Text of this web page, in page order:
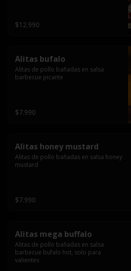
$12.990
Alitas bufalo
Alitas de pollo bañadas en salsa
barbecue picante
$7.990
Alitas honey mustard
Alitas de pollo bañadas en salsa honey
mustard
$7.990
Alitas mega buffalo
Alitas de pollo bañadas en salsa
barbecue bufalo hot, solo para
valientes